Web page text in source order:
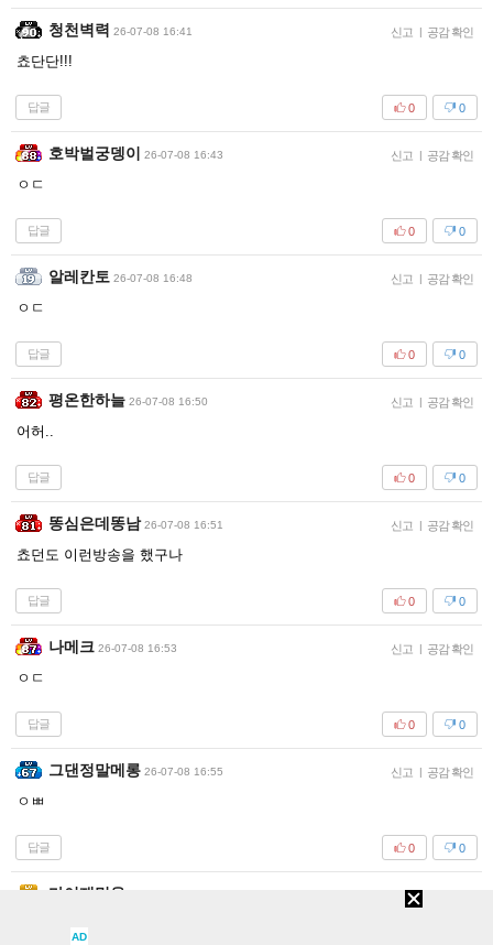
청천벽력 26-07-08 16:41 신고 공감 확인
쵸단단!!!
답글 0
0
호박벌궁뎅이 26-07-08 16:43 신고 공감 확인
ㅇㄷ
답글 0
0
알레칸토 26-07-08 16:48 신고 공감 확인
ㅇㄷ
답글 0
0
평온한하늘 26-07-08 16:50 신고 공감 확인
어허..
답글 0
0
똥심은데똥남 26-07-08 16:51 신고 공감 확인
쵸던도 이런방송을 했구나
답글 0
0
나메크 26-07-08 16:53 신고 공감 확인
ㅇㄷ
답글 0
0
그댄정말메롱 26-07-08 16:55 신고 공감 확인
ㅇㅃ
답글 0
0
마이재밌음 신고 |
AD